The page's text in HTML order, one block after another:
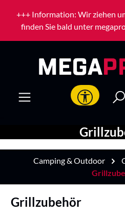
Zum Hauptinhalt springen
+++ Information: Wir ziehen
finden Sie bald unter
Camping & Outdoor
Grillzubehör